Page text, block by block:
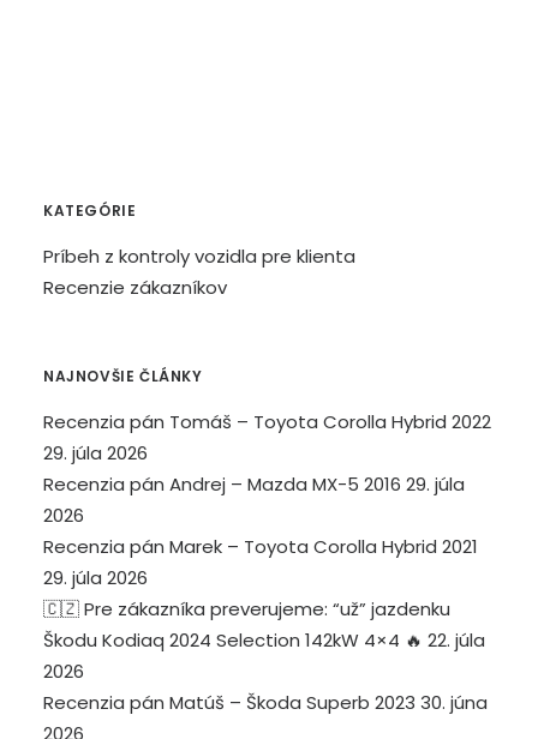
KATEGÓRIE
Príbeh z kontroly vozidla pre klienta
Recenzie zákazníkov
NAJNOVŠIE ČLÁNKY
Recenzia pán Tomáš – Toyota Corolla Hybrid 2022
29. júla 2026
Recenzia pán Andrej – Mazda MX-5 2016 29. júla
2026
Recenzia pán Marek – Toyota Corolla Hybrid 2021
29. júla 2026
🇨🇿 Pre zákazníka preverujeme: “už” jazdenku
Škodu Kodiaq 2024 Selection 142kW 4×4 🔥 22. júla
2026
Recenzia pán Matúš – Škoda Superb 2023 30. júna
2026